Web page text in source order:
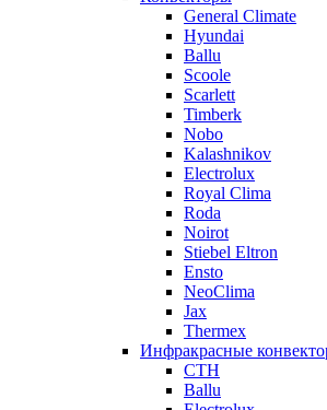
General Climate
Hyundai
Ballu
Scoole
Scarlett
Timberk
Nobo
Kalashnikov
Electrolux
Royal Clima
Roda
Noirot
Stiebel Eltron
Ensto
NeoClima
Jax
Thermex
Инфракрасные
CTH
Ballu